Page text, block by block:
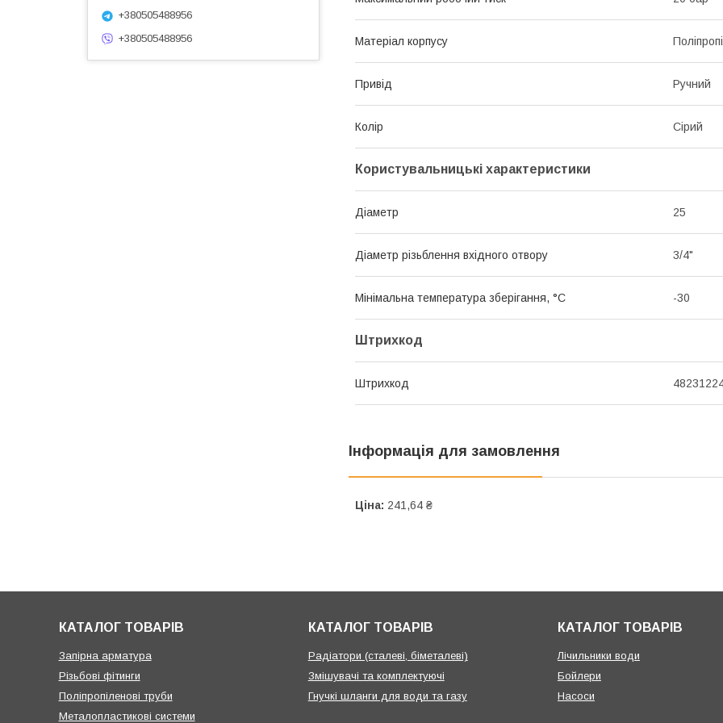
Матеріал корпусу
Привід Ручний
Колір Сірий
Користувальницькі характеристики
Діаметр 25
Діаметр різьблення вхідного отвору 3/4"
Мінімальна температура зберігання, °C -30
Штрихкод
Штрихкод
Інформація для замовлення
Ціна: 241,64 ₴
+380505488956
+380505488956
КАТАЛОГ ТОВАРІВ
Запірна арматура
Різьбові фітинги
Поліпропіленові труби
Металопластикові системи
КАТАЛОГ ТОВАРІВ
Радіатори (сталеві, біметалеві)
Змішувачі та комплектуючі
Гнучкі шланги для води та газу
КАТАЛОГ ТОВАРІВ
Лічильники води
Бойлери
Насоси